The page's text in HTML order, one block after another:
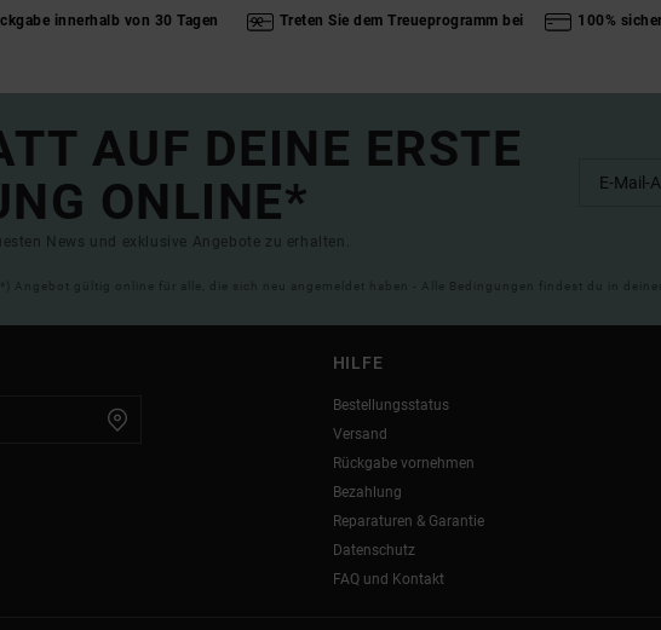
innerhalb von 30 Tagen Treten Sie dem Treueprogramm bei 100%
AUF DEINE ERSTE
ONLINE*
News und exklusive Angebote zu erhalten.
(*) Angebot gültig online für alle, die sich neu angemeldet haben - Alle Bedingungen findest du in
HILFE
Bestellungsstatus
Versand
Rückgabe vornehmen
Bezahlung
Reparaturen & Garantie
Datenschutz
FAQ und Kontakt